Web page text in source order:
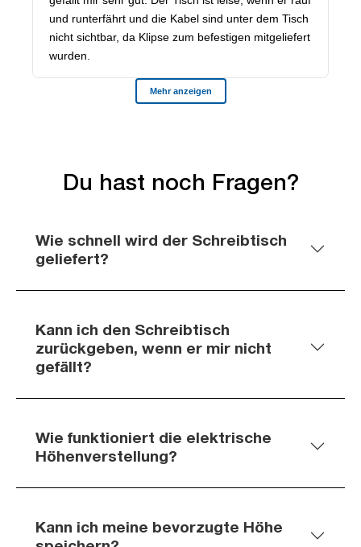
Du hast noch Fragen?
Wie schnell wird der Schreibtisch
geliefert?
Kann ich den Schreibtisch
zurückgeben, wenn er mir nicht
gefällt?
Wie funktioniert die elektrische
Höhenverstellung?
Kann ich meine bevorzugte Höhe